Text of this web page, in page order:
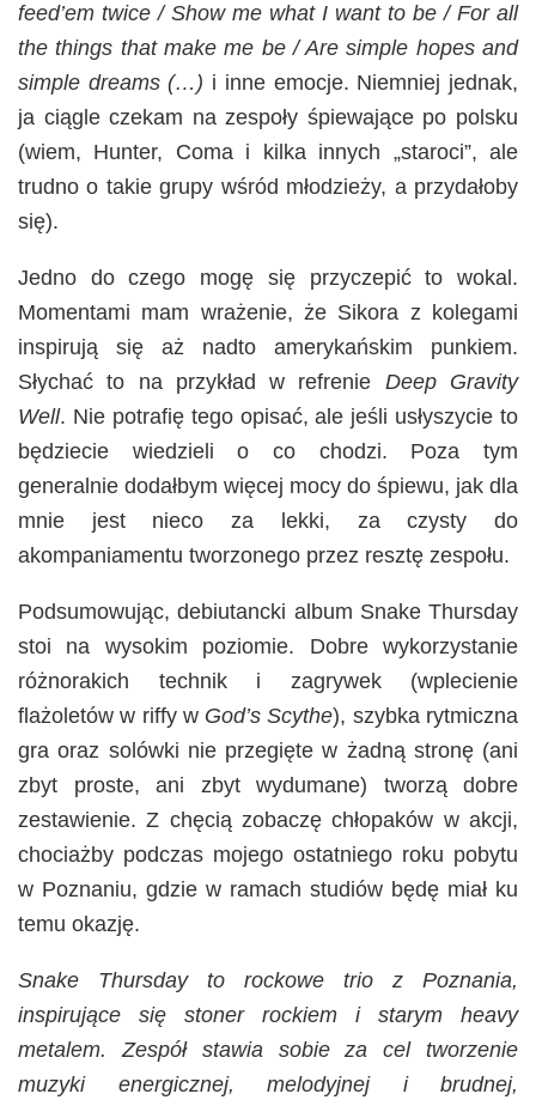
feed’em twice / Show me what I want to be / For all
the things that make me be / Are simple hopes and
simple dreams (…) i inne emocje. Niemniej jednak,
ja ciągle czekam na zespoły śpiewające po polsku
(wiem, Hunter, Coma i kilka innych „staroci”, ale
trudno o takie grupy wśród młodzieży, a przydałoby
się).
Jedno do czego mogę się przyczepić to wokal.
Momentami mam wrażenie, że Sikora z kolegami
inspirują się aż nadto amerykańskim punkiem.
Słychać to na przykład w refrenie Deep Gravity
Well. Nie potrafię tego opisać, ale jeśli usłyszycie to
będziecie wiedzieli o co chodzi. Poza tym
generalnie dodałbym więcej mocy do śpiewu, jak dla
mnie jest nieco za lekki, za czysty do
akompaniamentu tworzonego przez resztę zespołu.
Podsumowując, debiutancki album Snake Thursday
stoi na wysokim poziomie. Dobre wykorzystanie
różnorakich technik i zagrywek (wplecienie
flażoletów w riffy w God’s Scythe), szybka rytmiczna
gra oraz solówki nie przegięte w żadną stronę (ani
zbyt proste, ani zbyt wydumane) tworzą dobre
zestawienie. Z chęcią zobaczę chłopaków w akcji,
chociażby podczas mojego ostatniego roku pobytu
w Poznaniu, gdzie w ramach studiów będę miał ku
temu okazję.
Snake Thursday to rockowe trio z Poznania,
inspirujące się stoner rockiem i starym heavy
metalem. Zespół stawia sobie za cel tworzenie
muzyki energicznej, melodyjnej i brudnej,